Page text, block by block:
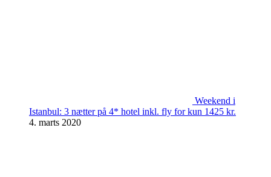
Weekend i
Istanbul: 3 nætter på 4* hotel inkl. fly for kun 1425 kr.
4. marts 2020